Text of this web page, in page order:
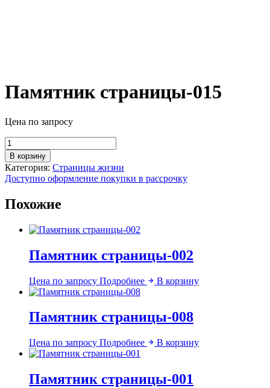
Памятник страницы-015
Цена по запросу
Количество
товара
Памятник
страницы-015
В корзину
Категория: Страницы жизни
Доступно оформление покупки в рассрочку
Похожие
Памятник страницы-002
Цена по запросу Подробнее В корзину
Памятник страницы-008
Цена по запросу Подробнее В корзину
Памятник страницы-001